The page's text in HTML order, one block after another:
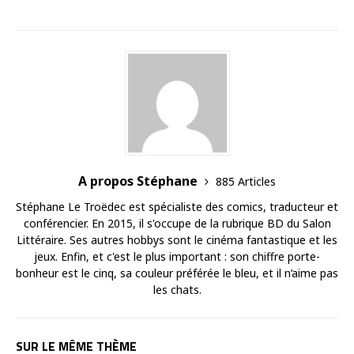
A propos Stéphane
885 Articles
Stéphane Le Troëdec est spécialiste des comics, traducteur et
conférencier. En 2015, il s'occupe de la rubrique BD du Salon
Littéraire. Ses autres hobbys sont le cinéma fantastique et les
jeux. Enfin, et c'est le plus important : son chiffre porte-
bonheur est le cinq, sa couleur préférée le bleu, et il n’aime pas
les chats.
SUR LE MÊME THÈME